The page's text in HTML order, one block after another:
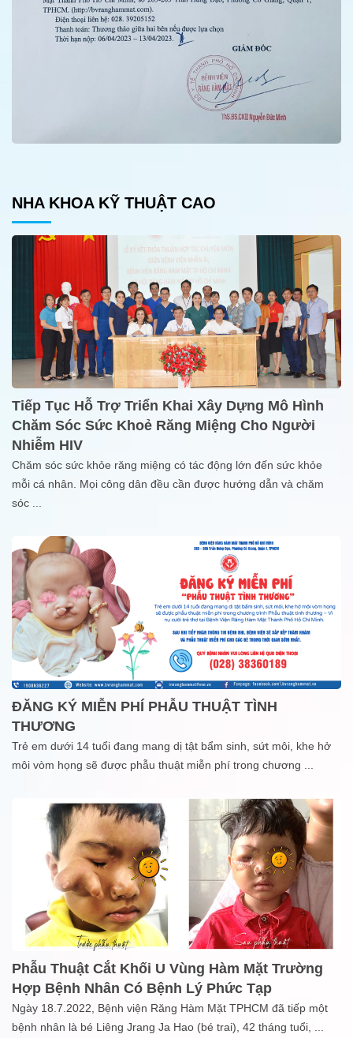
NHA KHOA KỸ THUẬT CAO
Tiếp Tục Hỗ Trợ Triển Khai Xây Dựng Mô Hình
Chăm Sóc Sức Khoẻ Răng Miệng Cho Người
Nhiễm HIV
Chăm sóc sức khỏe răng miệng có tác động lớn đến sức khỏe
mỗi cá nhân. Mọi công dân đều cần được hướng dẫn và chăm
sóc
ĐĂNG KÝ MIỄN PHÍ PHẪU THUẬT TÌNH
THƯƠNG
Trẻ em dưới 14 tuổi đang mang dị tật bẩm sinh, sứt môi, khe hở
môi vòm họng sẽ được phẫu thuật miễn phí trong chương
Phẫu Thuật Cắt Khối U Vùng Hàm Mặt Trường
Hợp Bệnh Nhân Có Bệnh Lý Phức Tạp
Ngày 18.7.2022, Bệnh viện Răng Hàm Mặt TPHCM đã tiếp một
bệnh nhân là bé Liêng Jrang Ja Hao (bé trai), 42 tháng tuổi,